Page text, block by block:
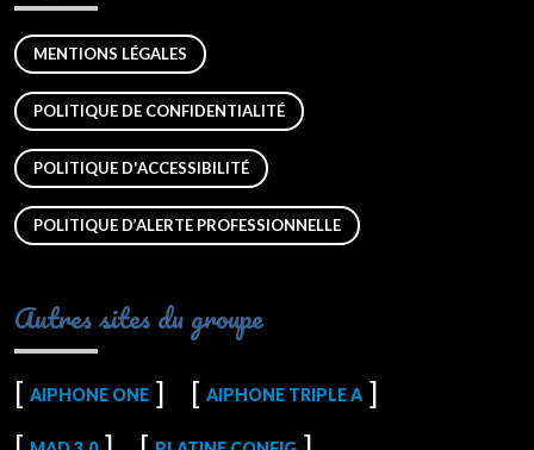
MENTIONS LÉGALES
POLITIQUE DE CONFIDENTIALITÉ
POLITIQUE D'ACCESSIBILITÉ
POLITIQUE D’ALERTE PROFESSIONNELLE
Autres sites du groupe
AIPHONE ONE AIPHONE TRIPLE A